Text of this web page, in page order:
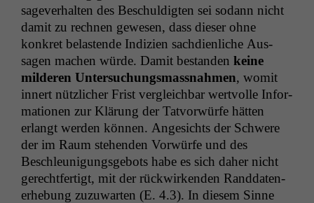
sagev­er­hal­ten des Beschuldigten sei sodann nicht
damit zu rech­nen gewe­sen, dass dieser ohne
konkret belas­tende Indizien sach­di­en­liche Aus­
sagen machen würde. Damit bestanden keine
milderen Unter­suchungs­mass­nah­men, wom­it
innert nüt­zlich­er Frist ver­gle­ich­bar wertvolle Infor­
ma­tio­nen zur Klärung der Tatvor­würfe hät­ten
erlangt wer­den kön­nen. Angesichts der Schwere
der im Raum ste­hen­den Vor­würfe und des
Beschle­u­ni­gungs­ge­bots habe es sich daher nicht
gerecht­fer­tigt, mit der rück­wirk­enden Rand­daten­
er­he­bung zuzuwarten (E. 4.3). In diesem Sinne